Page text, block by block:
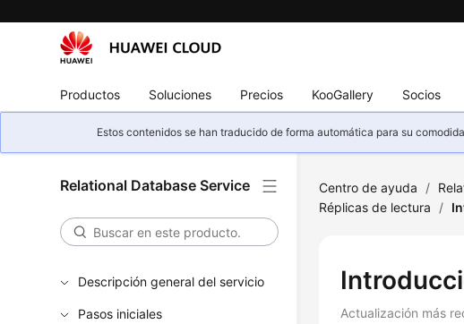
Productos Soluciones Precios KooGallery Socios
Estos contenidos se han traducido de forma automática para su
Relational Database Service
Descripción general del servicio
Pasos iniciales
Centro de ayuda /
Réplicas de lectura
/
Actualización más